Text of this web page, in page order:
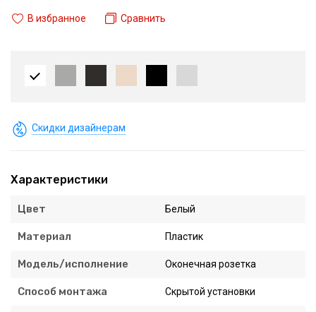
В избранное Сравнить
Скидки дизайнерам
Характеристики
Цвет Белый
Материал Пластик
Модель/исполнение Оконечная розетка
Способ монтажа Скрытой установки